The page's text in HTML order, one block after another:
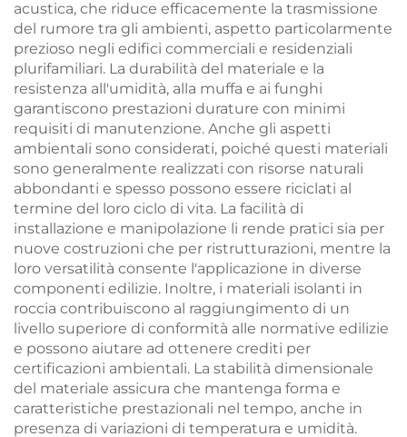
acustica, che riduce efficacemente la trasmissione
del rumore tra gli ambienti, aspetto particolarmente
prezioso negli edifici commerciali e residenziali
plurifamiliari. La durabilità del materiale e la
resistenza all'umidità, alla muffa e ai funghi
garantiscono prestazioni durature con minimi
requisiti di manutenzione. Anche gli aspetti
ambientali sono considerati, poiché questi materiali
sono generalmente realizzati con risorse naturali
abbondanti e spesso possono essere riciclati al
termine del loro ciclo di vita. La facilità di
installazione e manipolazione li rende pratici sia per
nuove costruzioni che per ristrutturazioni, mentre la
loro versatilità consente l'applicazione in diverse
componenti edilizie. Inoltre, i materiali isolanti in
roccia contribuiscono al raggiungimento di un
livello superiore di conformità alle normative edilizie
e possono aiutare ad ottenere crediti per
certificazioni ambientali. La stabilità dimensionale
del materiale assicura che mantenga forma e
caratteristiche prestazionali nel tempo, anche in
presenza di variazioni di temperatura e umidità.